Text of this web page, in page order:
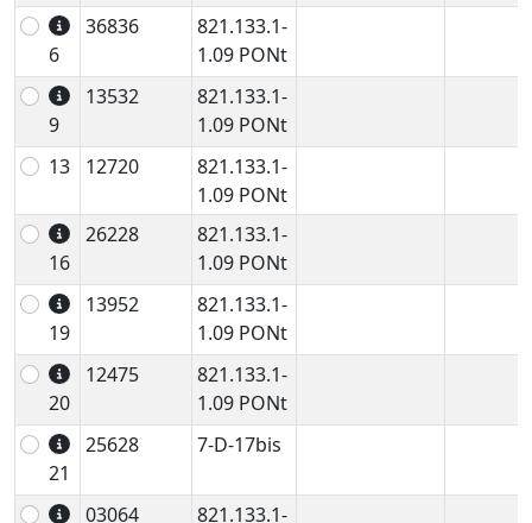
6
36836
821.133.1-
1.09 PONt
9
13532
821.133.1-
1.09 PONt
13
12720
821.133.1-
1.09 PONt
16
26228
821.133.1-
1.09 PONt
19
13952
821.133.1-
1.09 PONt
20
12475
821.133.1-
1.09 PONt
21
25628 7-D-17bis
03064 821.133.1-